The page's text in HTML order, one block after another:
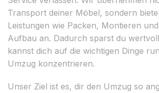
Transport deiner Möbel, sondern
Leistungen wie Packen, Montieren
Aufbau an. Dadurch sparst du
kannst dich auf die wichtigen Dinge
Umzug konzentrieren.
Unser Ziel ist es, dir den Umzug so